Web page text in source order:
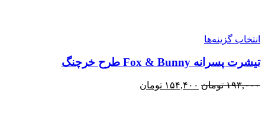
انتخاب گزینه‌ها
تیشرت پسرانه Fox & Bunny طرح خرچنگ
۱۹۳,۰۰۰ تومان ۱۵۴,۴۰۰ تومان